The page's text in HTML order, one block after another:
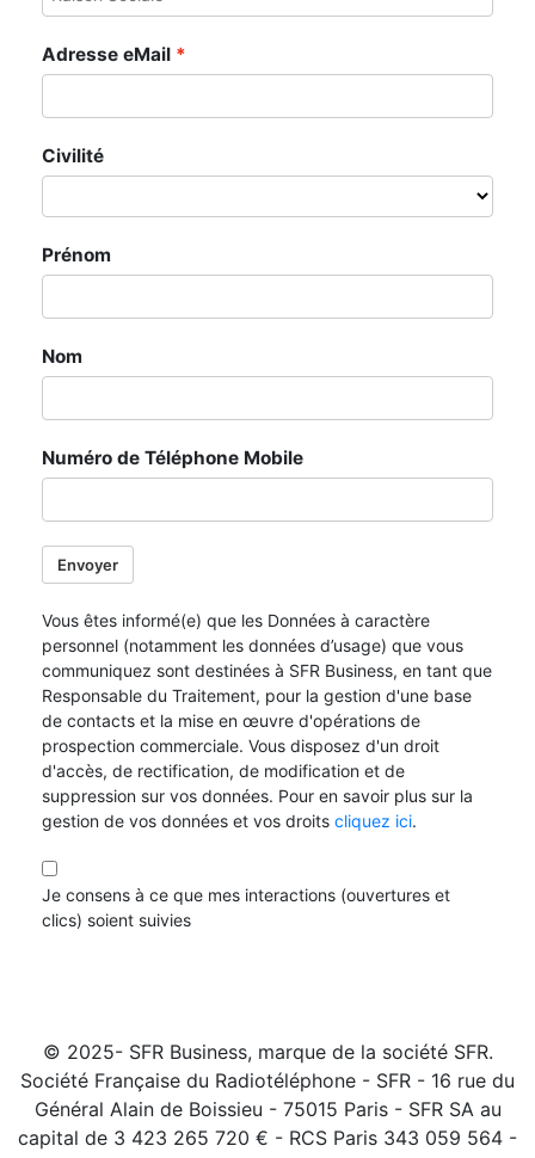
Adresse eMail
Civilité
Prénom
Nom
Numéro de Téléphone Mobile
Envoyer
Vous êtes informé(e) que les Données à caractère
personnel (notamment les données d’usage) que vous
communiquez sont destinées à SFR Business, en tant que
Responsable du Traitement, pour la gestion d'une base
de contacts et la mise en œuvre d'opérations de
prospection commerciale. Vous disposez d'un droit
d'accès, de rectification, de modification et de
suppression sur vos données. Pour en savoir plus sur la
gestion de vos données et vos droits cliquez ici.
Je consens à ce que mes interactions (ouvertures et
clics) soient suivies
© 2025- SFR Business, marque de la société SFR.
Société Française du Radiotéléphone - SFR - 16 rue du
Général Alain de Boissieu - 75015 Paris - SFR SA au
capital de 3 423 265 720 € - RCS Paris 343 059 564 -